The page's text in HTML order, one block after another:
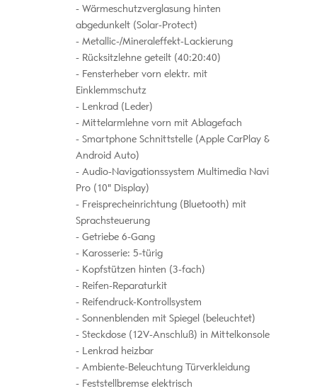
Wärmeschutzverglasung hinten
abgedunkelt (Solar-Protect)
Metallic-/Mineraleffekt-Lackierung
Rücksitzlehne geteilt (40:20:40)
Fensterheber vorn elektr. mit
Einklemmschutz
Lenkrad (Leder)
Mittelarmlehne vorn mit Ablagefach
Smartphone Schnittstelle (Apple CarPlay &
Android Auto)
Audio-Navigationssystem Multimedia Navi
Pro (10" Display)
Freisprecheinrichtung (Bluetooth) mit
Sprachsteuerung
Getriebe 6-Gang
Karosserie: 5-türig
Kopfstützen hinten (3-fach)
Reifen-Reparaturkit
Reifendruck-Kontrollsystem
Sonnenblenden mit Spiegel (beleuchtet)
Steckdose (12V-Anschluß) in Mittelkonsole
Lenkrad heizbar
Ambiente-Beleuchtung Türverkleidung
Feststellbremse elektrisch